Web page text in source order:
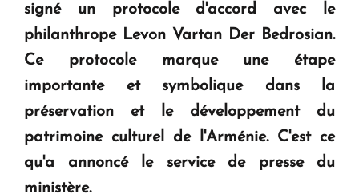
Le premier hôtel Hyatt Regency d'Arménie
ouvrira ses portes à Dilijan
signé un protocole d'accord avec le
philanthrope Levon Vartan Der Bedrosian.
Ce protocole marque une étape
importante et symbolique dans la
préservation et le développement du
patrimoine culturel de l'Arménie. C'est ce
qu'a annoncé le service de presse du
ministère.